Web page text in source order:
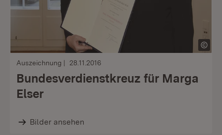
Auszeichnung 28.11.2016
Bundesverdienstkreuz für Marga
Elser
Bilder ansehen